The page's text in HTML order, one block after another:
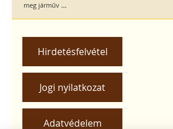
meg járműv ...
Hirdetésfelvétel
Jogi nyilatkozat
Adatvédelem